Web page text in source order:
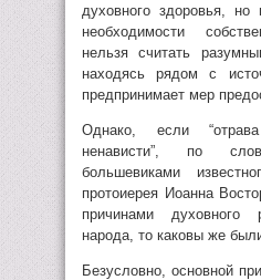
духовного здоровья,
необходимости
нельзя считать
находясь рядом с
предпринимает мер
Однако, если
ненависти”, по
большевиками
протоиерея Иоанна
причинами духовного
народа, то каковы же
Безусловно, основной